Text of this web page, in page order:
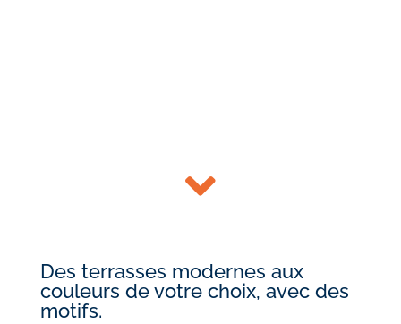

Des terrasses modernes aux
couleurs de votre choix, avec des
motifs.